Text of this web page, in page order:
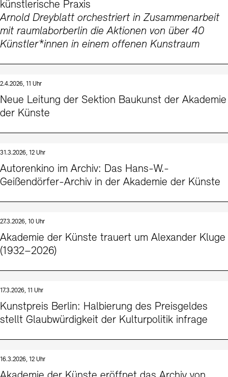
künstlerische Praxis
Arnold Dreyblatt orchestriert in Zusammenarbeit
mit raumlaborberlin die Aktionen von über 40
Künstler*innen in einem offenen Kunstraum
2.4.2026, 11 Uhr
Neue Leitung der Sektion Baukunst der Akademie
der Künste
31.3.2026, 12 Uhr
Autorenkino im Archiv: Das Hans-W.-
Geißendörfer-Archiv in der Akademie der Künste
27.3.2026, 10 Uhr
Akademie der Künste trauert um Alexander Kluge
(1932–2026)
17.3.2026, 11 Uhr
Kunstpreis Berlin: Halbierung des Preisgeldes
stellt Glaubwürdigkeit der Kulturpolitik infrage
16.3.2026, 12 Uhr